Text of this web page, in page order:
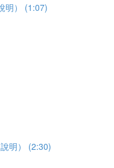
明） (1:07)
明） (2:30)